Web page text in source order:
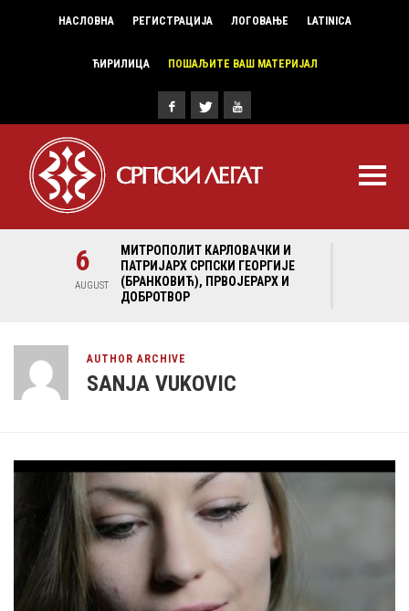
НАСЛОВНА РЕГИСТРАЦИЈА ЛОГОВАЊЕ LATINICA
ЋИРИЛИЦА ПОШАЉИТЕ ВАШ МАТЕРИЈАЛ
6
AUGUST
МИТРОПОЛИТ КАРЛОВАЧКИ И
ПАТРИЈАРХ СРПСКИ ГЕОРГИЈЕ
(БРАНКОВИЋ), ПРВОЈЕРАРХ И
ДОБРОТВОР
AUTHOR ARCHIVE
SANJA VUKOVIC